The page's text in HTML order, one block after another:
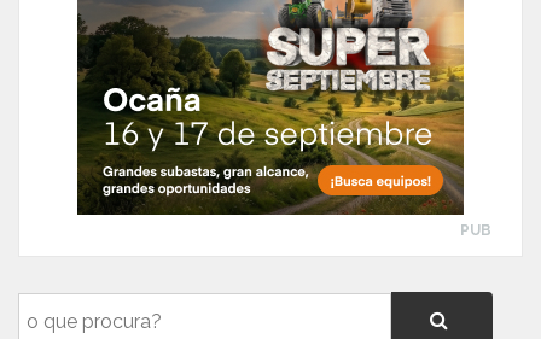
PUB